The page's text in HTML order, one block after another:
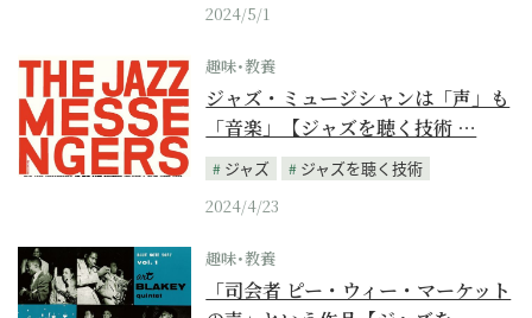
2024/5/1
趣味･教養
ジャズ・ミュージシャンは「声」も
「音楽」【ジャズを聴く技術 …
ジャズ
ジャズを聴く技術
2024/4/23
趣味･教養
「司会者 ピー・ウィー・マーケット